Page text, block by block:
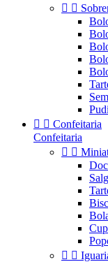
 
  Confeitaria
Confeitaria
 
 